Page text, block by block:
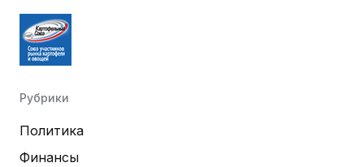
Рубрики
Политика
Финансы